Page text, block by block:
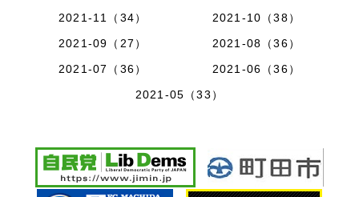
2021-11（34）
2021-10（38）
2021-09（27）
2021-08（36）
2021-07（36）
2021-06（36）
2021-05（33）